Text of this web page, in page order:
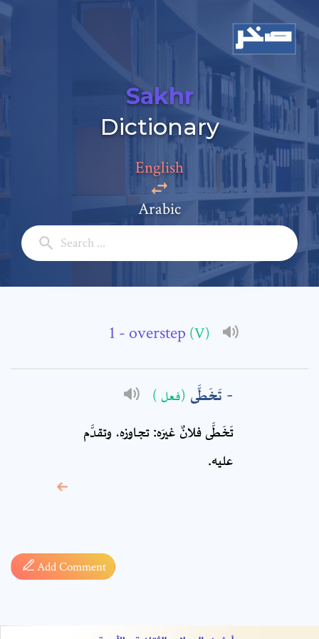
Sakhr
Dictionary
English
Arabic
- overstep (V)
تَخَطَّى (فعل )
تَخَطَّى فلانٌ غيرَه: تجاوزه، وتقدَّم
عليه.
Add Comment
Add a comment
Full Name: *
Comment: *